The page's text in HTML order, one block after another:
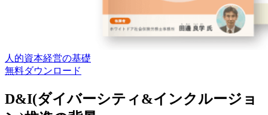
人的資本経営の基礎
無料ダウンロード
D&I(ダイバーシティ&インクルージョ